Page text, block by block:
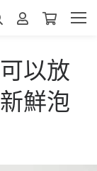
以放
鮮泡